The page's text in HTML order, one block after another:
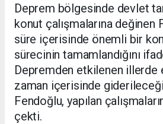
Deprem bölgesinde devlet
konut çalışmalarına değinen
süre içerisinde önemli bir
sürecinin tamamlandığını
Depremden etkilenen illerde
zaman içerisinde
Fendoğlu, yapılan
çekti.